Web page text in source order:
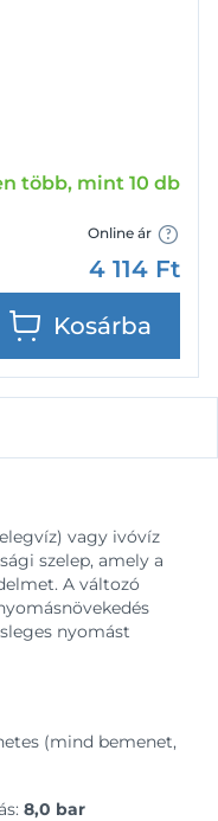
több, mint 10 db
Online ár
4 114 Ft
Kosárba
vagy ivóvíz
szelep, amely a
A változó
nyomást
(mind bemenet,
8,0 bar